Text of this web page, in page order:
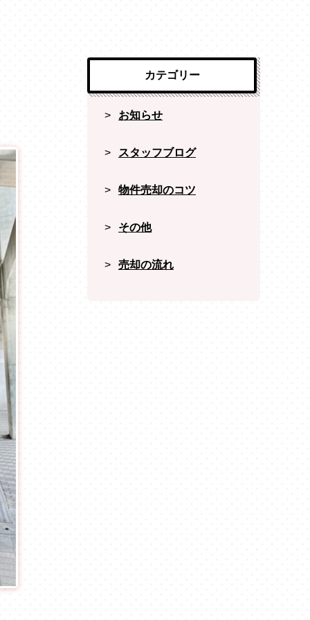
カテゴリー
お知らせ
スタッフブログ
物件売却のコツ
その他
売却の流れ